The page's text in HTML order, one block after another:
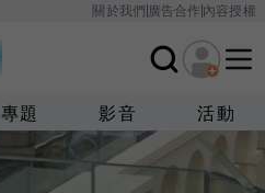
關於我們廣告合作內容授權
專題 影音 活動